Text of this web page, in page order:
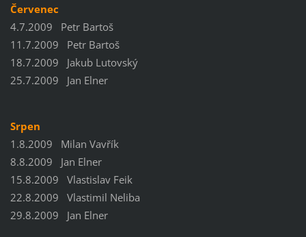
Červenec
4.7.2009 Petr Bartoš
11.7.2009 Petr Bartoš
18.7.2009 Jakub Lutovský
25.7.2009 Jan Elner
Srpen
1.8.2009 Milan Vavřík
8.8.2009 Jan Elner
15.8.2009 Vlastislav Feik
22.8.2009 Vlastimil Neliba
29.8.2009 Jan Elner